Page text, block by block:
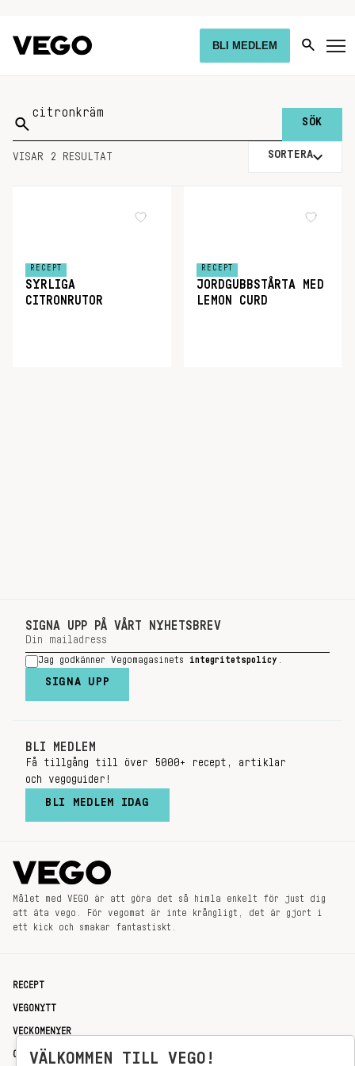
BLI MEDLEM
Sök
på:
VISAR 2 RESULTAT SORTERA
RECEPT
SYRLIGA
CITRONRUTOR
RECEPT
JORDGUBBSTÅRTA MED
LEMON CURD
SIGNA UPP PÅ VÅRT NYHETSBREV
Jag godkänner Vegomagasinets integritetspolicy
SIGNA UPP
BLI MEDLEM
Få tillgång till över 5000+ recept, artiklar
och vegoguider!
BLI MEDLEM IDAG
Målet med VEGO är att göra det så himla enkelt för just dig
att äta vego. För vegomat är inte krångligt, det är gjort i
ett kick och smakar fantastiskt.
RECEPT
VEGONYTT
VECKOMENYER
OM OSSVÄLKOMMEN TILL VEGO!